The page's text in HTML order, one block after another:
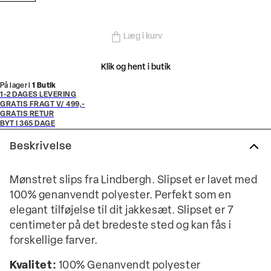
Læg i kurv
Klik og hent i butik
På lager i 1 Butik
1-2 DAGES LEVERING
GRATIS FRAGT V/ 499,-
GRATIS RETUR
BYT I 365 DAGE
Beskrivelse
Mønstret slips fra Lindbergh. Slipset er lavet med
100% genanvendt polyester. Perfekt som en
elegant tilføjelse til dit jakkesæt. Slipset er 7
centimeter på det bredeste sted og kan fås i
forskellige farver.
Kvalitet: 100% Genanvendt polyester